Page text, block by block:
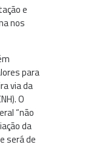
e
nos
para
via da
O
“não
da
será de